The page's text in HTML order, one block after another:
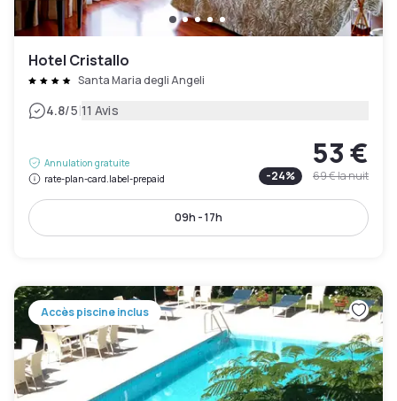
Hotel Cristallo
Santa Maria degli Angeli
4.8/5|11 Avis
Annulation gratuite
rate-plan-card.label-prepaid
53 €
-24% 69 €la nuit
09h - 17h
Accès piscine inclus